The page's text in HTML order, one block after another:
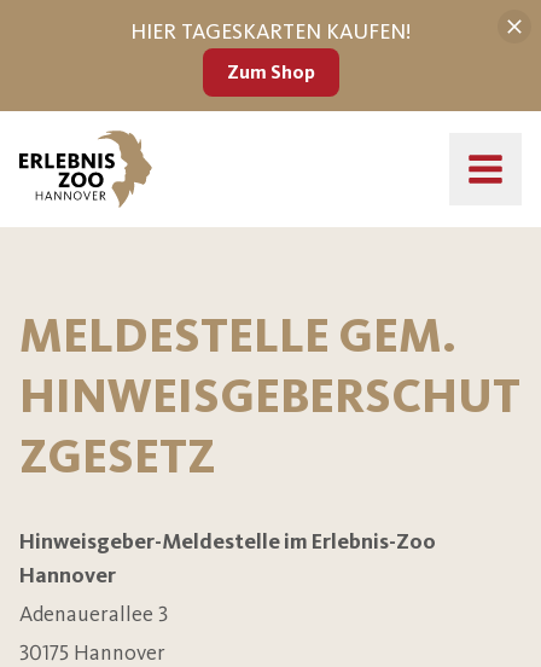
HIER TAGESKARTEN KAUFEN!
Zum Shop
MELDESTELLE GEM.
HINWEISGEBERSCHUT
ZGESETZ
Hinweisgeber-Meldestelle im Erlebnis-Zoo
Hannover
Adenauerallee 3
30175 Hannover